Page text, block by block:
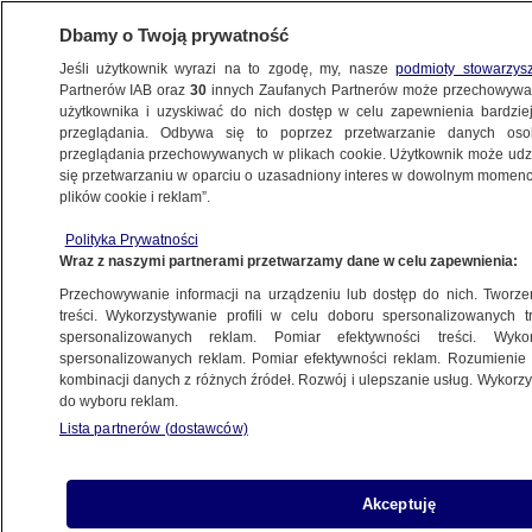
POLSKA
Najczystszy syn wolności,
szydełkujący generał. Czego
nie wiecie o Kościuszce
Aleksander Przybylski
4.07.2026, 07:31
Posłuchaj artykułu
Dbamy o Twoją prywatność
Jeśli użytkownik wyrazi na to zgodę, my, naszepodmioty
Partnerów IAB oraz30 innych Zaufanych Partnerów może
użytkownika i uzyskiwać do nich dostęp w celu zapewnienia
przeglądania. Odbywa się to poprzez przetwarzanie danych
przeglądania przechowywanych w plikach cookie. Użytkownik może
się przetwarzaniu w oparciu o uzasadniony interes w dowolnym
plików cookie i reklam”.
Polityka Prywatności
Wraz z naszymi partnerami przetwarzamy dane w celu zapewnienia:
Przechowywanie informacji na urządzeniu lub dostęp do nich.
treści. Wykorzystywanie profili w celu doboru spersonalizowanych
spersonalizowanych reklam. Pomiar efektywności treści.
spersonalizowanych reklam. Pomiar efektywności reklam.
kombinacji danych z różnych źródeł. Rozwój i ulepszanie usług.
do wyboru reklam.
Lista partnerów (dostawców)
Akceptuję